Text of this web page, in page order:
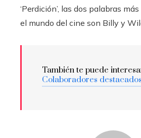
‘Perdición’, las dos palabras
el mundo del cine son Billy y
También te puede
Colaboradores destacados